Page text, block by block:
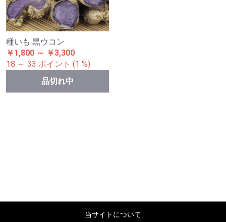
種いも 黒ウコン
￥1,800 ～ ￥3,300
18 ～ 33 ポイント (1 %)
品切れ中
当サイトについて